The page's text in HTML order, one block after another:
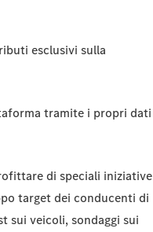
esclusivi sulla
tramite i propri dati
di speciali iniziative
target dei conducenti di
sui veicoli, sondaggi sui